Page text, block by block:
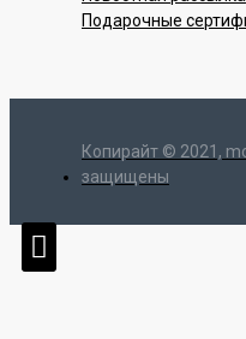
Подарочные
Копирайт © 2021,
защищены